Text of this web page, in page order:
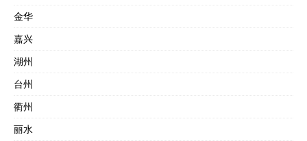
金华
嘉兴
湖州
台州
衢州
丽水